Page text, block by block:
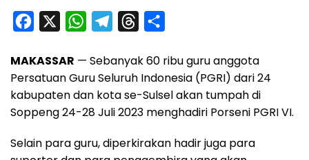
c
e
b
o
W
a
t
s
p
l
e
g
a
r
e
a
s
a
r
e
MAKASSAR — Sebanyak 60 ribu guru anggota
Persatuan Guru Seluruh Indonesia (PGRI) dari 24
kabupaten dan kota se-Sulsel akan tumpah di
Soppeng 24-28 Juli 2023 menghadiri Porseni PGRI VI.
Selain para guru, diperkirakan hadir juga para